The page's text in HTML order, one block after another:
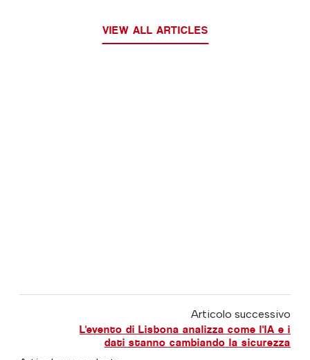
VIEW ALL ARTICLES
Articolo successivo
L'evento di Lisbona analizza come l'IA e i
dati stanno cambiando la sicurezza